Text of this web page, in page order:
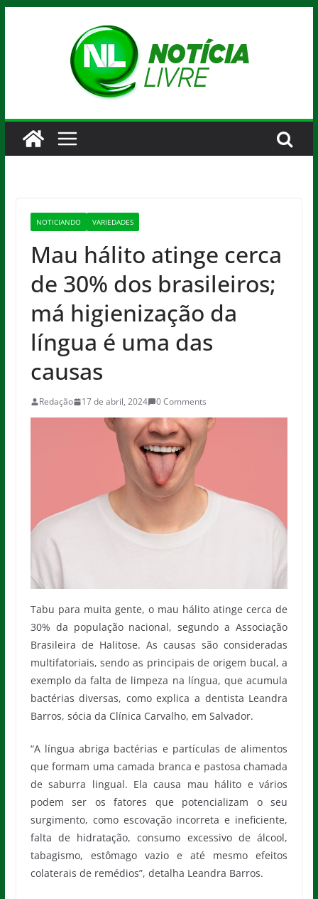
NOTICIANDO VARIEDADES
Mau hálito atinge cerca
de 30% dos brasileiros;
má higienização da
língua é uma das
causas
Redação 17 de abril, 2024 0 Comments
Tabu para muita gente, o mau hálito atinge cerca de
30% da população nacional, segundo a Associação
Brasileira de Halitose. As causas são consideradas
multifatoriais, sendo as principais de origem bucal, a
exemplo da falta de limpeza na língua, que acumula
bactérias diversas, como explica a dentista Leandra
Barros, sócia da Clínica Carvalho, em Salvador.
“A língua abriga bactérias e partículas de alimentos
que formam uma camada branca e pastosa chamada
de saburra lingual. Ela causa mau hálito e vários
podem ser os fatores que potencializam o seu
surgimento, como escovação incorreta e ineficiente,
falta de hidratação, consumo excessivo de álcool,
tabagismo, estômago vazio e até mesmo efeitos
colaterais de remédios”, detalha Leandra Barros.